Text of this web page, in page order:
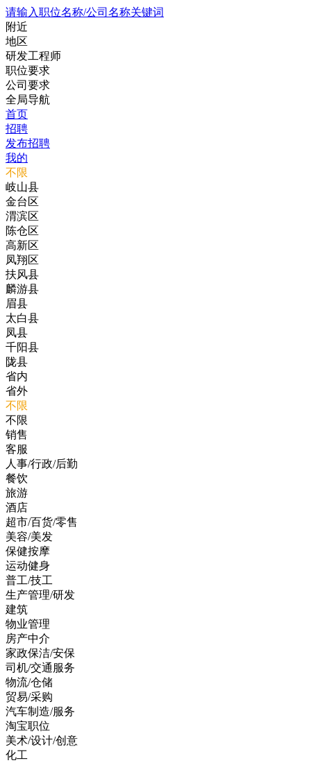
请输入职位名称/公司名称关键词
附近
地区
研发工程师
职位要求
公司要求
全局导航
首页
招聘
发布招聘
我的
不限
岐山县
金台区
渭滨区
陈仓区
高新区
凤翔区
扶风县
麟游县
眉县
太白县
凤县
千阳县
陇县
省内
省外
不限
不限
销售
客服
人事/行政/后勤
餐饮
旅游
酒店
超市/百货/零售
美容/美发
保健按摩
运动健身
普工/技工
生产管理/研发
建筑
物业管理
房产中介
家政保洁/安保
司机/交通服务
物流/仓储
贸易/采购
汽车制造/服务
淘宝职位
美术/设计/创意
化工